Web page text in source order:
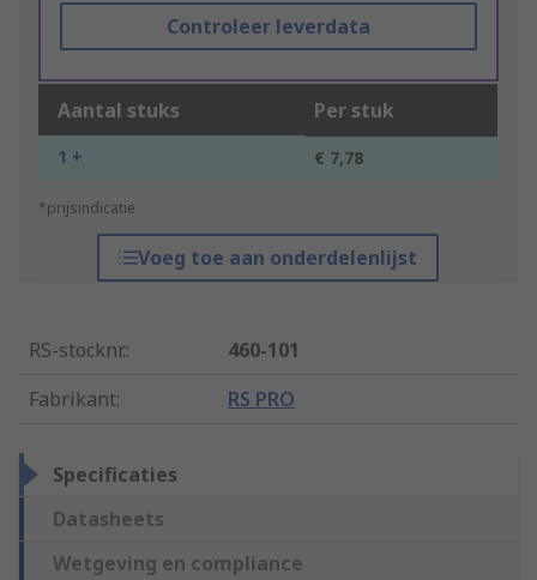
Controleer leverdata
Aantal stuks Per stuk
1 + € 7,78
*prijsindicatie
Voeg toe aan onderdelenlijst
RS-stocknr.:
460-101
Fabrikant: RS PRO
Specificaties
Datasheets
Wetgeving en compliance